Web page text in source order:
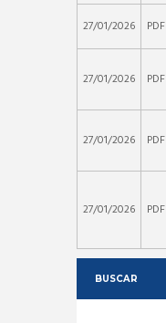
27/01/2026
PDF
27/01/2026 PDF
27/01/2026 PDF
27/01/2026 PDF
BUSCAR